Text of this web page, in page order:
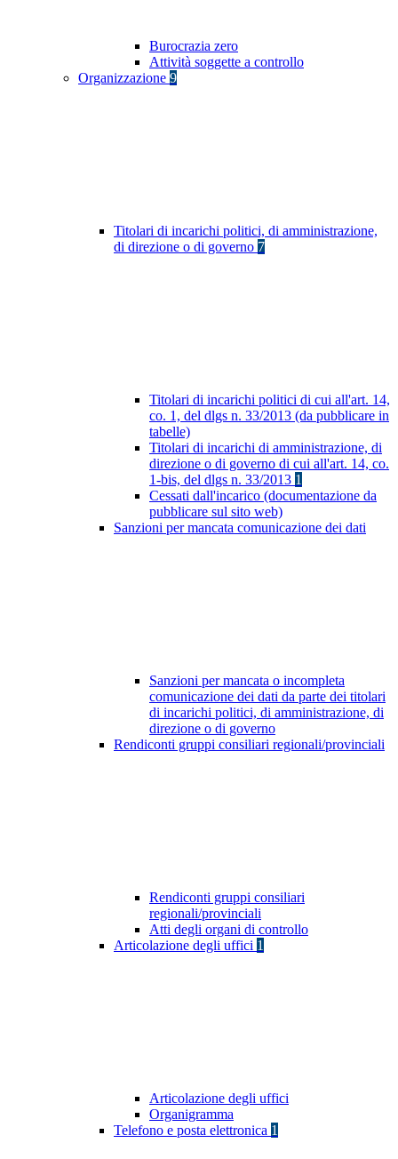
Burocrazia zero
Attività soggette a controllo
Organizzazione 9
Titolari di incarichi politici, di amministrazione,
di direzione o di governo 7
Titolari di incarichi politici di cui all'art. 14,
co. 1, del dlgs n. 33/2013 (da pubblicare in
tabelle)
Titolari di incarichi di amministrazione, di
direzione o di governo di cui all'art. 14, co.
1-bis, del dlgs n. 33/2013 1
Cessati dall'incarico (documentazione da
pubblicare sul sito web)
Sanzioni per mancata comunicazione dei dati
Sanzioni per mancata o incompleta
comunicazione dei dati da parte dei titolari
di incarichi politici, di amministrazione, di
direzione o di governo
Rendiconti gruppi consiliari regionali/provinciali
Rendiconti gruppi consiliari
regionali/provinciali
Atti degli organi di controllo
Articolazione degli uffici 1
Articolazione degli uffici
Organigramma
Telefono e posta elettronica 1